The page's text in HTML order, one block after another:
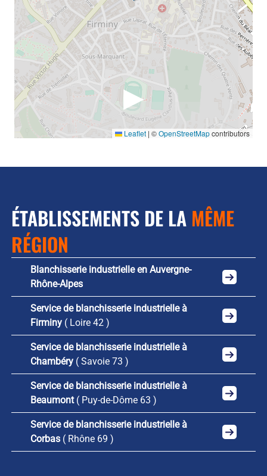
Leaflet | ©OpenStreetMapcontributors
ÉTABLISSEMENTS DE LAMÊME
RÉGION
Blanchisserie industrielle en Auvergne-
Rhône-Alpes
Service de blanchisserie industrielle à
Firminy( Loire 42 )
Service de blanchisserie industrielle à
Chambéry( Savoie 73 )
Service de blanchisserie industrielle à
Beaumont( Puy-de-Dôme 63 )
Service de blanchisserie industrielle à
Corbas( Rhône 69 )
▶